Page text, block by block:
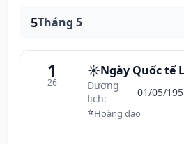
5Tháng 5
1
26
☀️Ngày Quốc tế
Dương
lịch:
01/05/
⭐Hoàng đạo